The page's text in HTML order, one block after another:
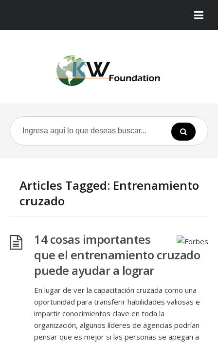
Articles Tagged: Entrenamiento
cruzado
14 cosas importantes
que el entrenamiento cruzado
puede ayudar a lograr
En lugar de ver la capacitación cruzada como una
oportunidad para transferir habilidades valiosas e
impartir conocimientos clave en toda la
organización, algunos líderes de agencias podrían
pensar que es mejor si las personas se apegan a